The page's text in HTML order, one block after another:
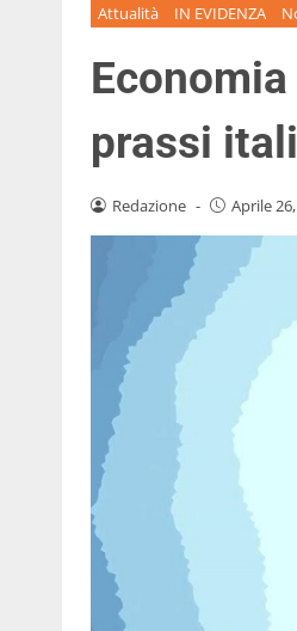
Attualità IN EVIDENZA
prassi
Redazione - Aprile